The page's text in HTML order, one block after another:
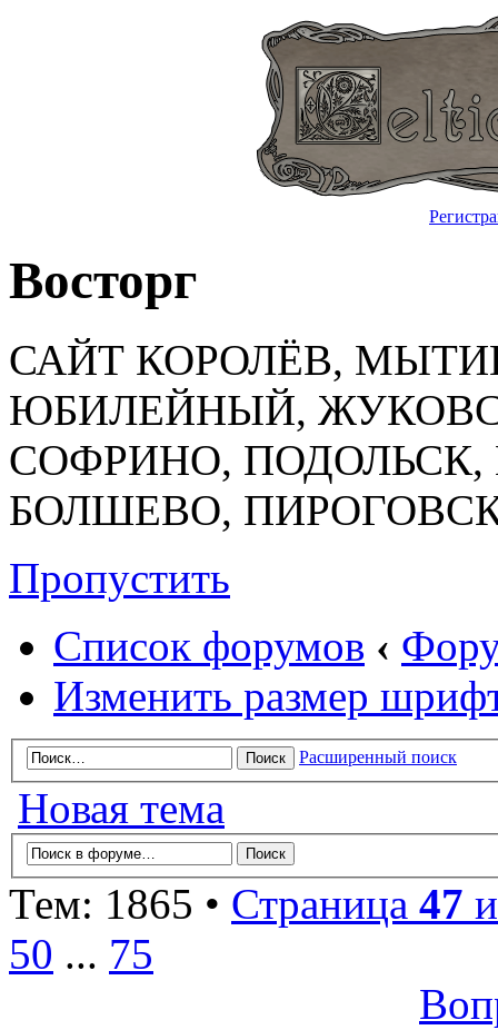
Восторг
САЙТ КОРОЛЁВ,
ЮБИЛЕЙНЫЙ,
СОФРИНО,
БОЛШЕВО,
Пропустить
Список форумов ‹
Изменить размер
Расширенный поиск
Новая тема
Тем: 1865 • Страница 47
50 ... 75